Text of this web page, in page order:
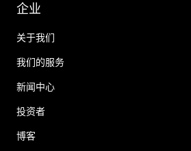
企业
关于我们
我们的服务
新闻中心
投资者
博客